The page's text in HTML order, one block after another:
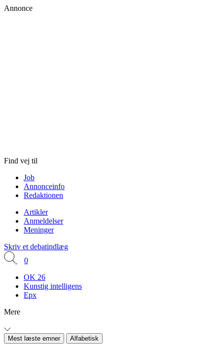
Annonce
Find vej til
Job
Annonceinfo
Redaktionen
Artikler
Anmeldelser
Meninger
Skriv et debatindlæg
0
OK 26
Kunstig intelligens
Epx
Mere
Mest læste emner Alfabetisk